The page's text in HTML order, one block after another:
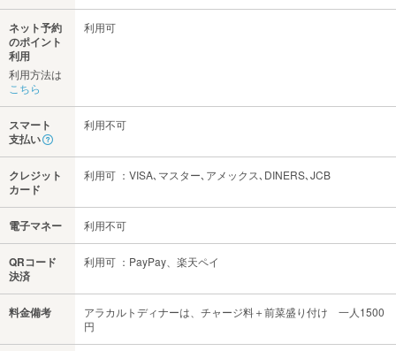
ネット予約
のポイント
利用
利用方法は
こちら
利用可
スマート
支払い
利用不可
クレジット
カード
利用可 ：VISA､マスター､アメックス､DINERS､JCB
電子マネー 利用不可
QRコード
決済
利用可 ：PayPay、楽天ペイ
料金備考
アラカルトディナーは、チャージ料＋前菜盛り付け 一人1500
円